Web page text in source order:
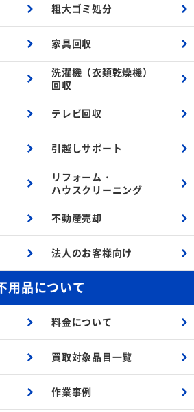
粗大ゴミ処分
家具回収
洗濯機（衣類乾燥機）
回収
テレビ回収
引越しサポート
リフォーム・
ハウスクリーニング
不動産売却
法人のお客様向け
用品について
料金について
買取対象品目一覧
作業事例